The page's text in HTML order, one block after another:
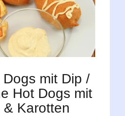
mit Dip /
Hot Dogs mit
& Karotten